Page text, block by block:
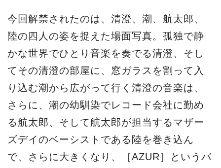
今回解禁されたのは、清澄、潮、航太郎、
陸の四人の姿を捉えた場面写真。孤独で静
かな世界でひとり音楽を奏でる清澄、そし
てその清澄の部屋に、窓ガラスを割って入
り込む潮から広がって行く清澄の音楽は、
さらに、潮の幼馴染でレコード会社に勤め
る航太郎、そして航太郎が担当するマザー
ズデイのベーシストである陸を巻き込ん
で、さらに大きくなり、［AZUR］というバ